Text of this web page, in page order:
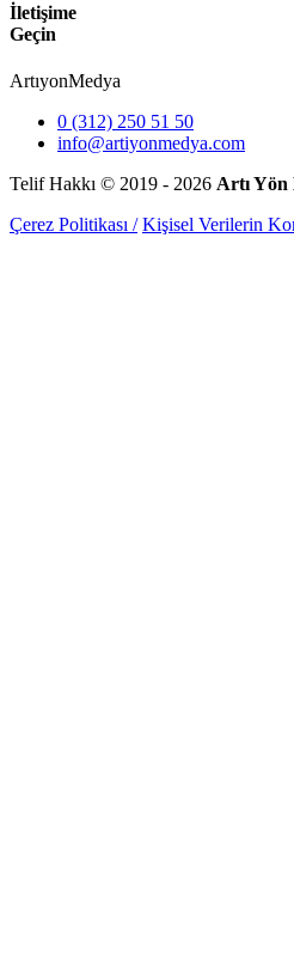
İletişime
Geçin
ArtıyonMedya
0 (312) 250 51 50
info@artiyonmedya.com
Telif Hakkı © 2019 - 2026 Artı Yön
Çerez Politikası / Kişisel Verilerin